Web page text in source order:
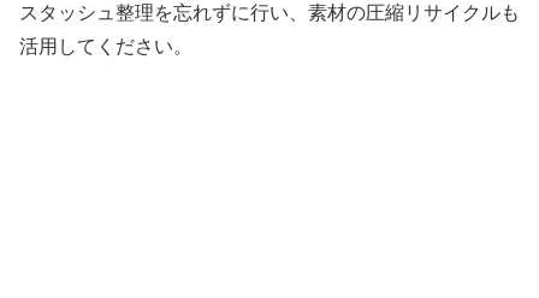
スタッシュ整理を忘れずに行い、素材の圧縮リサイクルも
活用してください。